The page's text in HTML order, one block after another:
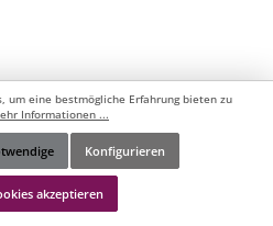
um eine bestmögliche Erfahrung bieten zu
Informationen ...
Konfigurieren
akzeptieren